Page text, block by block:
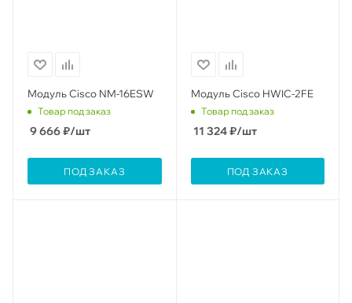
Модуль Cisco NM-16ESW
Товар под заказ
9 666₽/шт
ПОД ЗАКАЗ
Модуль Cisco HWIC-2FE
Товар под заказ
11 324₽/шт
ПОД ЗАКАЗ